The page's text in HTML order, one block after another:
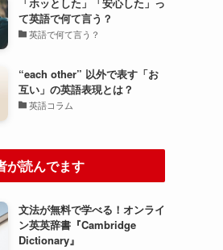
て英語で何て言う？
英語で何て言う？
“each other” 以外で表す「お
互い」の英語表現とは？
英語コラム
が読んでます
文法が無料で学べる！オンライ
ン英英辞書『Cambridge
Dictionary』